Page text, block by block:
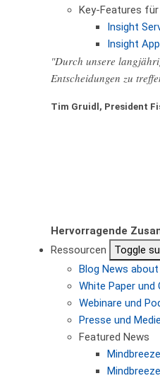
Key-Features
Insight
Insight
"Durch unsere
Entscheidungen zu
Tim Gruidl, President
Hervorragende
Ressourcen
Toggle
Blog News
White Paper und
Webinare und
Presse und
Featured News